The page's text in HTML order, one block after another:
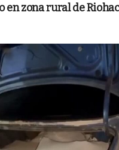
en zona rural de